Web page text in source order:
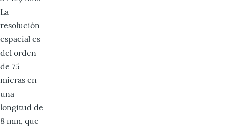
La
resolución
espacial es
del orden
de 75
micras en
una
longitud de
8 mm, que